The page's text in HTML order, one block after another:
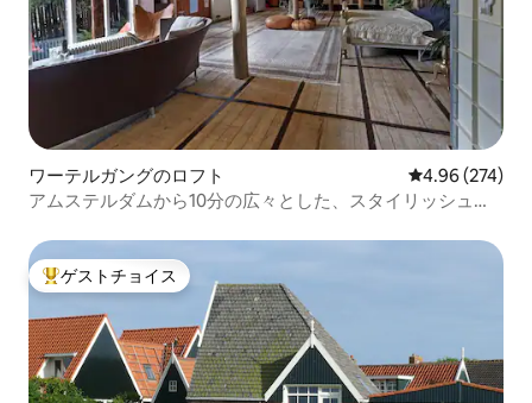
ワーテルガングのロフト レビュー274
4.96 (274)
アムステルダムから10分の広々とした、スタイリッシュで
大好評のゲストチョイスです。
ゲストチョイス